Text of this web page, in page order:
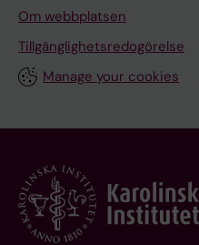
Om webbplatsen
Tillgänglighetsredogörelse
Manage your cookies